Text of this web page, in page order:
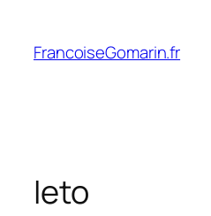
contenu
FrancoiseGomarin.fr
Ieto